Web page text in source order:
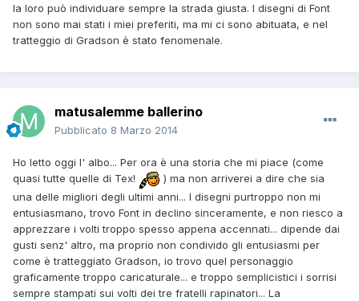
la loro può individuare sempre la strada giusta. I disegni di Font
non sono mai stati i miei preferiti, ma mi ci sono abituata, e nel
tratteggio di Gradson è stato fenomenale.
matusalemme ballerino
Pubblicato 8 Marzo 2014
Ho letto oggi l' albo... Per ora è una storia che mi piace (come
quasi tutte quelle di Tex!
) ma non arriverei a dire che sia
una delle migliori degli ultimi anni... I disegni purtroppo non mi
entusiasmano, trovo Font in declino sinceramente, e non riesco a
apprezzare i volti troppo spesso appena accennati... dipende dai
gusti senz' altro, ma proprio non condivido gli entusiasmi per
come è tratteggiato Gradson, io trovo quel personaggio
graficamente troppo caricaturale... e troppo semplicistici i sorrisi
sempre stampati sui volti dei tre fratelli rapinatori... La